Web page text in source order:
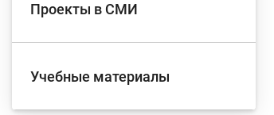
Проекты в СМИ
Учебные материалы